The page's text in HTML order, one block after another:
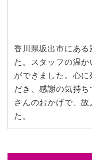
香川県坂出市にあ
た。スタッフの温
ができました。心
だき、感謝の気持
さんのおかげで、
た。